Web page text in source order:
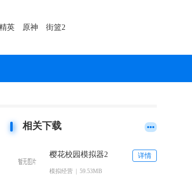
英 原神 街篮2
相关下载
樱花校园模拟器2
模拟经营 | 59.53MB
详情